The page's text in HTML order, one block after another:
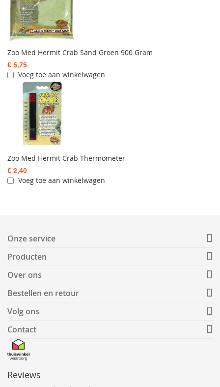
Zoo Med Hermit Crab Sand Groen 900 Gram
€ 5,75
Voeg toe aan winkelwagen
Zoo Med Hermit Crab Thermometer
€ 2,40
Voeg toe aan winkelwagen
Onze service
Producten
Over ons
Bestellen en retour
Volg ons
Contact
Reviews